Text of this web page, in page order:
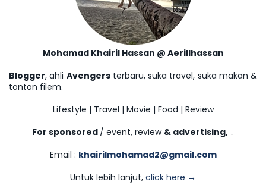
Mohamad Khairil Hassan @ Aerillhassan
Blogger, ahli Avengersterbaru, suka travel, suka makan &
tonton filem.
Lifestyle | Travel | Movie | Food | Review
For sponsored / event, review & advertising, ↓
Email : khairilmohamad2@gmail.com
Untuk lebih lanjut, click here →